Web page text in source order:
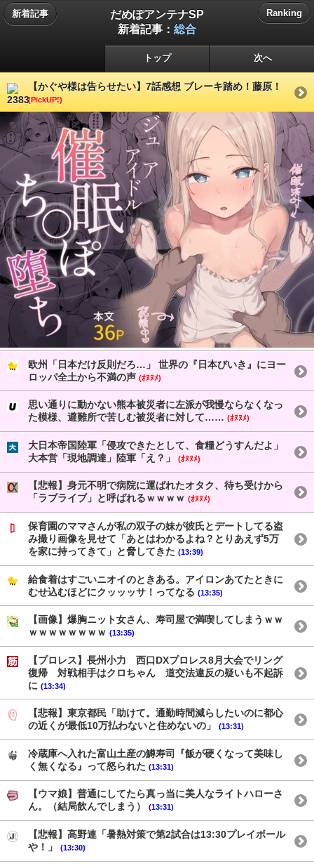
新着記事
だめぽアンテナSP
新着記事： 総合
Ranking
トップ 次へ
【かぐや様は告らせたい】7話感想 ブレーキ踏め！藤原！
(PickUP!)
欧州「日本だけ反則だろ…」 世界の『日本びいき』にヨー
ロッパ全土から不満の声 (ｵﾇﾇﾒ)
思い通りに動かない熊本被災者に左派が我慢ならなくなっ
た模様、避難所で苦しむ被災者に対して…… (ｵﾇﾇﾒ)
大日本帝国陸軍「侵攻できたとして、食糧どうすんだよ」
大本営「現地調達」陸軍「え？」
(ｵﾇﾇﾒ)
【悲報】身元不明で病院に運ばれたオタク、待ち受けから
「ラブライブ」と呼ばれるｗｗｗｗ (ｵﾇﾇﾒ)
保育園のママさんが私の双子の妹が彼氏とデートしてる盗
み撮り画像を見せて「あとはわかるよね？とりあえず5万
を家に持ってきて」と脅してきた (13:39)
給食着はすごいニオイのときある。アイロンあてたときに
むせ込むほどにクッッッサ！ってなる (13:35)
【画像】爆胸ニット女さん、寿司屋で満喫してしまうｗｗ
ｗｗｗｗｗｗｗｗ (13:35)
【プロレス】長州小力 西口DXプロレス8月大会でリング
復帰 対戦相手はクロちゃん 道交法違反の疑いも不起訴
に (13:34)
【悲報】東京都民「助けて。通勤時間減らしたいのに都心
の近くが最低10万払わないと住めないの」
(13:31)
冷蔵庫へ入れた富山土産の鱒寿司『飯が硬くなって美味し
く無くなる』って怒られた (13:31)
【ウマ娘】普通にしてたら真っ当に美人なライトハローさ
ん。（結局飲んでしまう）
(13:31)
【悲報】高野連「暑熱対策で第2試合は13:30プレイボール
や！」
(13:30)